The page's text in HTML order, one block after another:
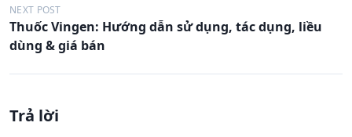
Đ
i
h
NEXT POST
Thuốc Vingen: Hướng dẫn sử dụng, tác dụng, liều
dùng & giá bán
Trả lời